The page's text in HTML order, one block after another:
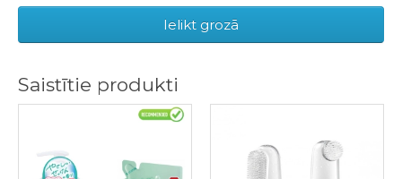
Ielikt grozā
Saistītie produkti